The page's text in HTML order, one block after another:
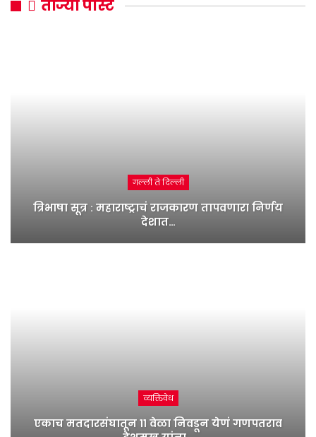
ताज्या पोस्ट
गल्ली ते दिल्ली
त्रिभाषा सूत्र : महाराष्ट्राचं राजकारण तापवणारा निर्णय
देशात…
व्यक्तिवेध
एकाच मतदारसंघातून ११ वेळा निवडून येणं गणपतराव